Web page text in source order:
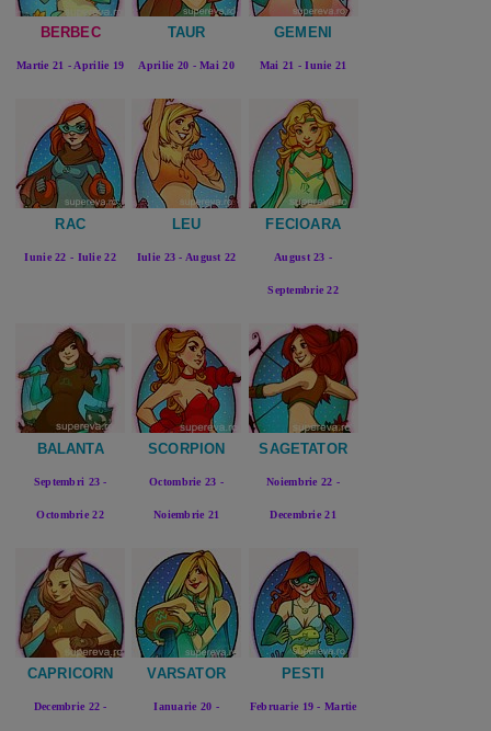
BERBEC
Martie 21 - Aprilie 19
TAUR
Aprilie 20 - Mai 20
GEMENI
Mai 21 - Iunie 21
RAC
Iunie 22 - Iulie 22
LEU
Iulie 23 - August 22
FECIOARA
August 23 -
Septembrie 22
BALANTA
Septembri 23 -
Octombrie 22
SCORPION
Octombrie 23 -
Noiembrie 21
SAGETATOR
Noiembrie 22 -
Decembrie 21
CAPRICORN
Decembrie 22 -
VARSATOR
Ianuarie 20 -
PESTI
Februarie 19 - Martie